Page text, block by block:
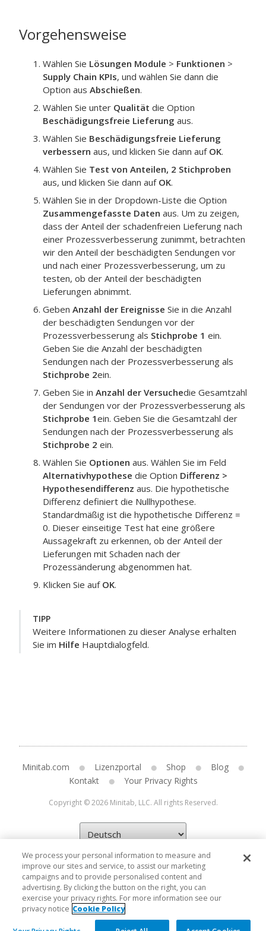
Vorgehensweise
Wählen Sie Lösungen Module > Funktionen >
Supply Chain KPIs, und wählen Sie dann die
Option aus Abschießen.
Wählen Sie unter Qualität die Option
Beschädigungsfreie Lieferung aus.
Wählen Sie Beschädigungsfreie Lieferung
verbessern aus, und klicken Sie dann auf OK.
Wählen Sie Test von Anteilen, 2 Stichproben
aus, und klicken Sie dann auf OK.
Wählen Sie in der Dropdown-Liste die Option
Zusammengefasste Daten aus. Um zu zeigen,
dass der Anteil der schadenfreien Lieferung nach
einer Prozessverbesserung zunimmt, betrachten
wir den Anteil der beschädigten Sendungen vor
und nach einer Prozessverbesserung, um zu
testen, ob der Anteil der beschädigten
Lieferungen abnimmt.
Geben Anzahl der Ereignisse Sie in die Anzahl
der beschädigten Sendungen vor der
Prozessverbesserung als Stichprobe 1 ein.
Geben Sie die Anzahl der beschädigten
Sendungen nach der Prozessverbesserung als
Stichprobe 2ein.
Geben Sie in Anzahl der Versuchedie Gesamtzahl
der Sendungen vor der Prozessverbesserung als
Stichprobe 1ein. Geben Sie die Gesamtzahl der
Sendungen nach der Prozessverbesserung als
Stichprobe 2 ein.
Wählen Sie Optionen aus. Wählen Sie im Feld
Alternativhypothese die Option Differenz >
Hypothesendifferenz aus. Die hypothetische
Differenz definiert die Nullhypothese.
Standardmäßig ist die hypothetische Differenz =
0. Dieser einseitige Test hat eine größere
Aussagekraft zu erkennen, ob der Anteil der
Lieferungen mit Schaden nach der
Prozessänderung abgenommen hat.
Klicken Sie auf OK.
TIPP
Weitere Informationen zu dieser Analyse erhalten
Sie im Hilfe Hauptdialogfeld.
Minitab.com Lizenzportal Shop
Blog
Kontakt
Your Privacy Rights
Copyright © 2026 Minitab, LLC. All rights Reserved.
We process your personal information to measure and
improve our sites and service, to assist our marketing
campaigns and to provide personalised content and
advertising. By clicking the button on the right, you can
exercise your privacy rights. For more information see our
privacy notice Cookie Policy